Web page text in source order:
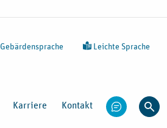
Gebärdensprache Leichte Sprache
Karriere Kontakt
Chatbot